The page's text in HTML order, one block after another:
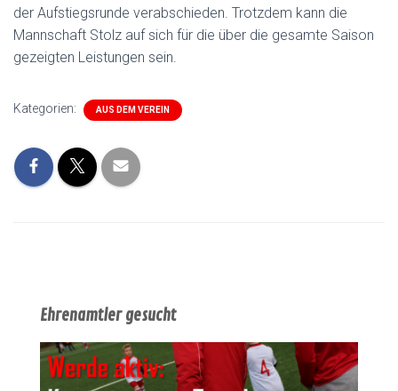
der Aufstiegsrunde verabschieden. Trotzdem kann die
Mannschaft Stolz auf sich für die über die gesamte Saison
gezeigten Leistungen sein.
Kategorien: AUS DEM VEREIN
Ehrenamtler gesucht